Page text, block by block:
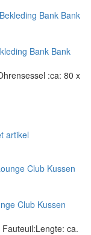
Bank Bank
:ca: 80 x
artikel
Club Kussen
ca.